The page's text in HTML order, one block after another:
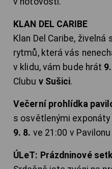
KLAN DEL CARIBE
Klan Del Caribe,
rytmů, která vás
v klidu, vám bude hrát
Clubu v Sušici.
Večerní prohlídka
s osvětlenými
9. 8. ve 21:00 v
ÚLeT: Prázdninové